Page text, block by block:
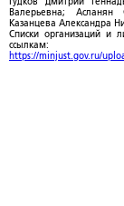
Валерьевна; Асланян
Казанцева Александра
Списки организаций и
ссылкам:
https://minjust.gov.ru/